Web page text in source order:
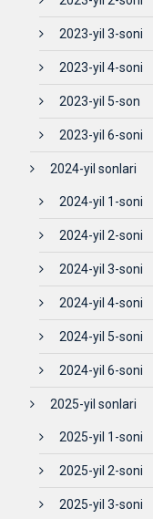
2023-yil 3-soni
2023-yil 4-soni
2023-yil 5-son
2023-yil 6-soni
2024-yil sonlari
2024-yil 1-soni
2024-yil 2-soni
2024-yil 3-soni
2024-yil 4-soni
2024-yil 5-soni
2024-yil 6-soni
2025-yil sonlari
2025-yil 1-soni
2025-yil 2-soni
2025-yil 3-soni